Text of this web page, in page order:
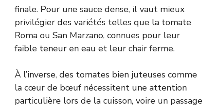
finale. Pour une sauce dense, il vaut mieux
privilégier des variétés telles que la tomate
Roma ou San Marzano, connues pour leur
faible teneur en eau et leur chair ferme.
À l’inverse, des tomates bien juteuses comme
la cœur de bœuf nécessitent une attention
particulière lors de la cuisson, voire un passage